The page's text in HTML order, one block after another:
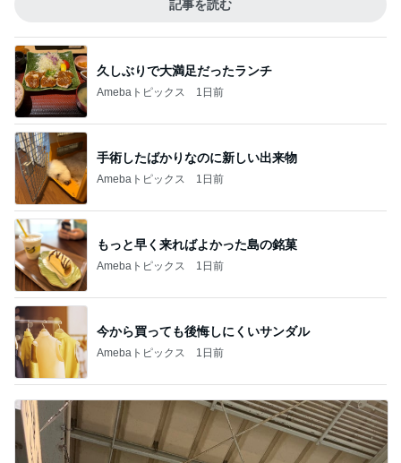
記事を読む
久しぶりで大満足だったランチ
Amebaトピックス 1日前
手術したばかりなのに新しい出来物
Amebaトピックス 1日前
もっと早く来ればよかった島の銘菓
Amebaトピックス 1日前
今から買っても後悔しにくいサンダル
Amebaトピックス 1日前